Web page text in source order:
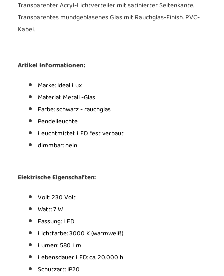
Transparenter Acryl-Lichtverteiler mit satinierter Seitenkante.
Transparentes mundgeblasenes Glas mit Rauchglas-Finish. PVC-
Kabel.
Artikel Informationen:
Marke: Ideal Lux
Material: Metall -Glas
Farbe: schwarz - rauchglas
Pendelleuchte
Leuchtmittel: LED fest verbaut
dimmbar: nein
Elektrische Eigenschaften:
Volt: 230 Volt
Watt: 7 W
Fassung: LED
Lichtfarbe: 3000 K (warmweiß)
Lumen: 580 Lm
Lebensdauer LED: ca. 20.000 h
Schutzart: IP20